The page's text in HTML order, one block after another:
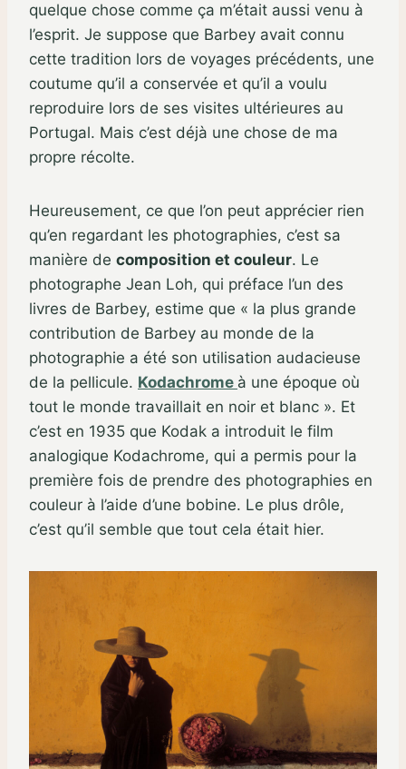
quelque chose comme ça m’était aussi venu à
l’esprit. Je suppose que Barbey avait connu
cette tradition lors de voyages précédents, une
coutume qu’il a conservée et qu’il a voulu
reproduire lors de ses visites ultérieures au
Portugal. Mais c’est déjà une chose de ma
propre récolte.
Heureusement, ce que l’on peut apprécier rien
qu’en regardant les photographies, c’est sa
manière de composition et couleur. Le
photographe Jean Loh, qui préface l’un des
livres de Barbey, estime que « la plus grande
contribution de Barbey au monde de la
photographie a été son utilisation audacieuse
de la pellicule. Kodachrome à une époque où
tout le monde travaillait en noir et blanc ». Et
c’est en 1935 que Kodak a introduit le film
analogique Kodachrome, qui a permis pour la
première fois de prendre des photographies en
couleur à l’aide d’une bobine. Le plus drôle,
c’est qu’il semble que tout cela était hier.